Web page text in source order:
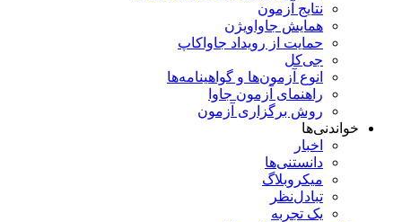
نتایج آزمون
همایش جاواویژن
حمایت از رویداد جاواکاپ
جی‌کل
انوع آزمون‌ها و گواهینامه‌ها
راهنمای آزمون جاوا
روش برگزاری آزمون
خواندنی‌ها
اخبار
دانستنی‌ها
میکروبلاگ
تبادل‌نظر
یک تجربه